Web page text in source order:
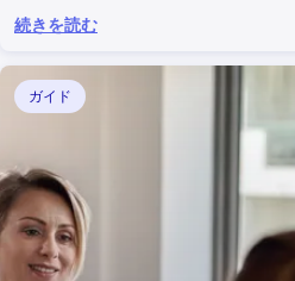
続きを読む
ガイド